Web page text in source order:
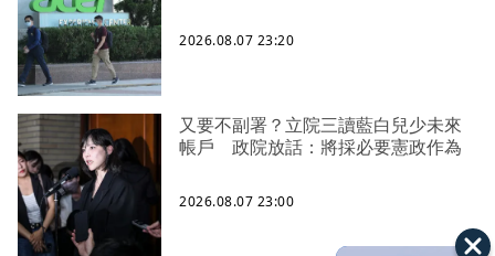
2026.08.07 23:20
又要不副署？立院三讀藍白兒少未來
帳戶 政院放話：將採必要憲政作為
2026.08.07 23:00